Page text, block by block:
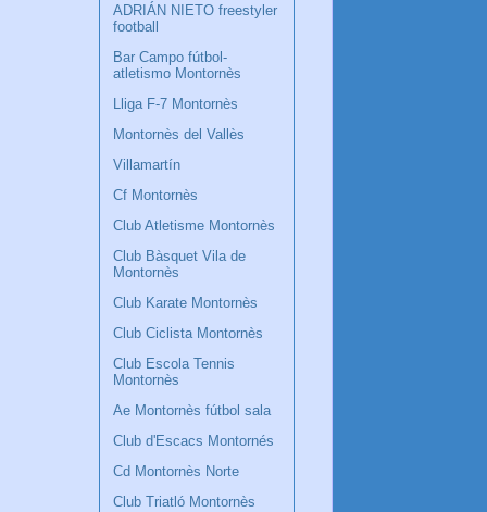
ADRIÁN NIETO freestyler
football
Bar Campo fútbol-
atletismo Montornès
Lliga F-7 Montornès
Montornès del Vallès
Villamartín
Cf Montornès
Club Atletisme Montornès
Club Bàsquet Vila de
Montornès
Club Karate Montornès
Club Ciclista Montornès
Club Escola Tennis
Montornès
Ae Montornès fútbol sala
Club d'Escacs Montornés
Cd Montornès Norte
Club Triatló Montornès